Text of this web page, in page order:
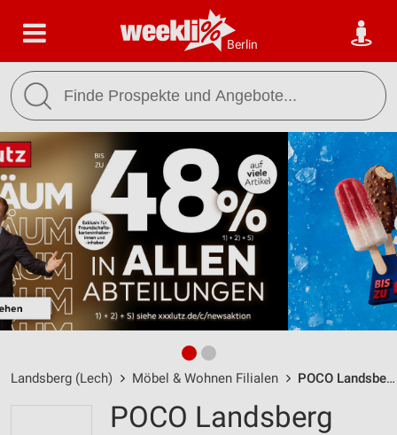
Berlin
Landsberg (Lech) Möbel & Wohnen Filialen POCO Landsberg / Lechwiesenstraße 70 - Öffnungszeiten & Adresse
POCO Landsberg